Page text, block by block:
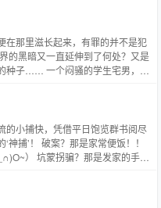
在那里滋长起来，有罪的并不是犯
的黑暗又一直延伸到了何处？又是
种子…… 一个闷骚的学生宅男，无
个莺莺燕燕，不知不觉走进他的
不开的未知枷锁！
的小捕快，凭借平日饱览群书阅尽
捕’！ 破案？那是家常便饭！！
） 坑蒙拐骗？那是发家的手
的幌子，造反派都来挖皇帝的墙